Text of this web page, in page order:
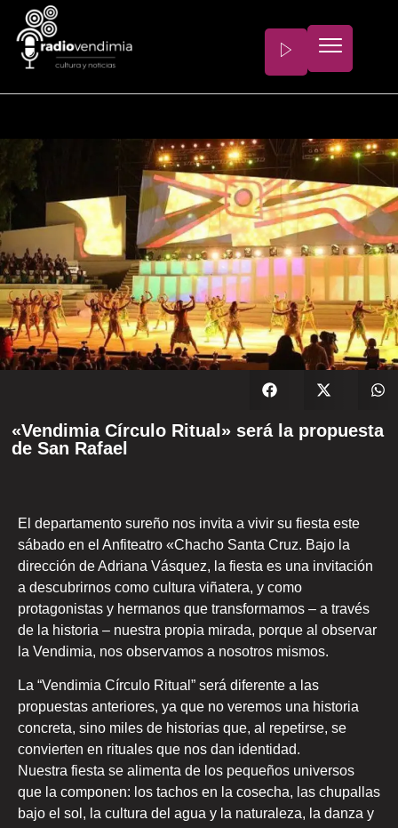
«Vendimia Círculo Ritual» será la propuesta
de San Rafael
El departamento sureño nos invita a vivir su fiesta este
sábado en el Anfiteatro «Chacho Santa Cruz. Bajo la
dirección de Adriana Vásquez, la fiesta es una invitación
a descubrirnos como cultura viñatera, y como
protagonistas y hermanos que transformamos – a través
de la historia – nuestra propia mirada, porque al observar
la Vendimia, nos observamos a nosotros mismos.
La “Vendimia Círculo Ritual” será diferente a las
propuestas anteriores, ya que no veremos una historia
concreta, sino miles de historias que, al repetirse, se
convierten en rituales que nos dan identidad.
Nuestra fiesta se alimenta de los pequeños universos
que la componen: los tachos en la cosecha, las chupallas
bajo el sol, la cultura del agua y la naturaleza, la danza y